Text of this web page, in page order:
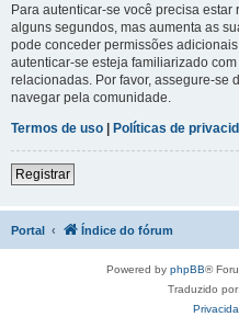
Para autenticar-se você precisa
alguns segundos, mas aumenta as
pode conceder permissões
autenticar-se esteja familiarizado
relacionadas. Por favor, assegure-se
navegar pela comunidade.
Termos de uso | Políticas de
Registrar
Portal Índice do fórum
Powered by phpBB®
Traduzido por: